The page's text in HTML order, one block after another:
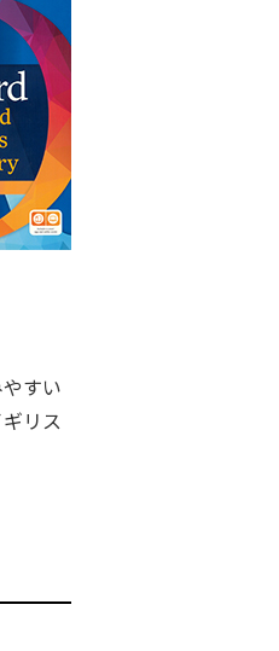
すい
リス